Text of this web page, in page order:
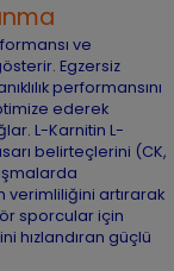
ve
Egzersiz
performansını
ederek
L-Karnitin L-
belirteçlerini (CK,
verimliliğini artırarak
sporcular için
hızlandıran güçlü